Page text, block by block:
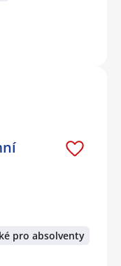
pro absolventy